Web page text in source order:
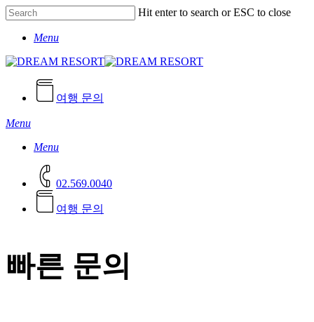
Skip
to
main
Hit enter to search or ESC to close
SearchMenu
여행 문의
Menu
Menu
02.569.0040
여 행 문의
빠른 문의